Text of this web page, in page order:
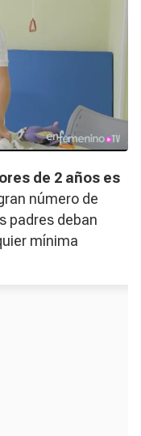
de 2 años es
número de
padres deban
mínima